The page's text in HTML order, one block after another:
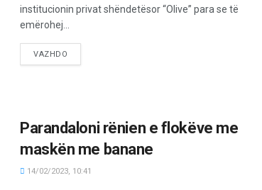
institucionin privat shëndetësor “Olive” para se të
emërohej...
VAZHDO
Parandaloni rënien e flokëve me
maskën me banane
14/02/2023, 10:41